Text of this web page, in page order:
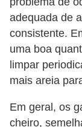
adequada de
consistente.
uma boa
limpar
mais areia
Em geral, os
cheiro,
é
p
t
e
i
s
e